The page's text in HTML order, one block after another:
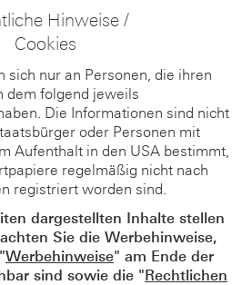
Hinweise /
Cookies
sich nur an Personen, die ihren
dem folgend jeweils
Die Informationen sind nicht
oder Personen mit
Aufenthalt in den USA bestimmt,
regelmäßig nicht nach
registriert worden sind.
dargestellten Inhalte stellen
Sie die Werbehinweise,
Werbehinweise" am Ende der
sind sowie die "Rechtlichen